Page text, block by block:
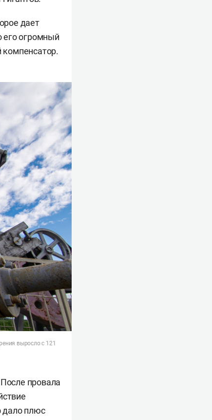
дает
его огромный
компенсатор.
выросло с 121
провала
дало плюс